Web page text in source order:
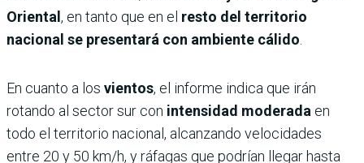
Oriental , en tanto que en el resto del territorio
nacional se presentará con ambiente cálido
En cuanto a los vientos, el informe indica que irán
rotando al sector sur con intensidad moderada en
todo el territorio nacional, alcanzando velocidades
entre 20 y 50 km/h, y ráfagas que podrían llegar hasta